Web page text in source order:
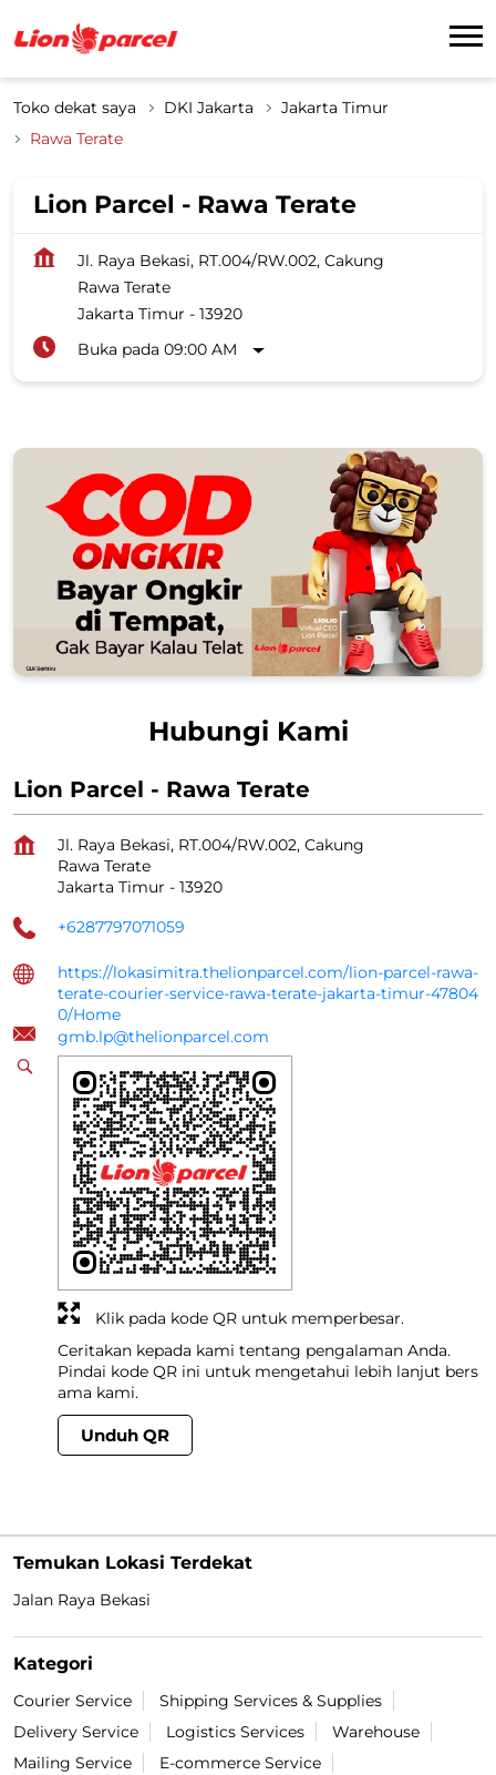
Toko dekat saya DKI Jakarta
Jakarta Timur
Rawa Terate
Lion Parcel - Rawa Terate
Jl. Raya Bekasi, RT.004/RW.002, Cakung
Rawa Terate
Jakarta Timur - 13920
Buka pada 09:00 AM
Hubungi Kami
Lion Parcel - Rawa Terate
Jl. Raya Bekasi, RT.004/RW.002, Cakung
Rawa Terate
Jakarta Timur - 13920
+6287797071059
https://lokasimitra.thelionparcel.com/lion-parcel-rawa-
terate-courier-service-rawa-terate-jakarta-timur-47804
0/Home
gmb.lp@thelionparcel.com
Ceritakan kepada kami tentang pengalaman Anda.
Pindai kode QR ini untuk mengetahui lebih lanjut bers
ama kami.
Unduh QR
Klik pada kode QR untuk memperbesar.
Temukan Lokasi Terdekat
Jalan Raya Bekasi
Kategori
Courier Service
Shipping Services & Supplies
Delivery Service
Logistics Services
Warehouse
Mailing Service
E-commerce Service